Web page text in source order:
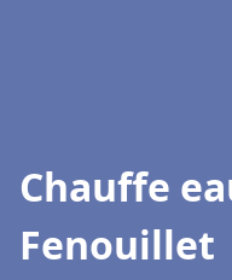
Chauffe
Fenouillet